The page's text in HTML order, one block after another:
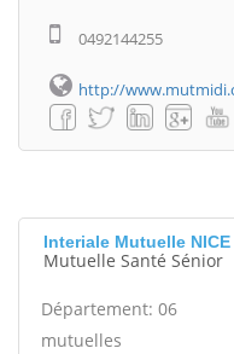
0492144255
http://
Interiale Mutuelle NICE
Mutuelle Santé Sénior
Département: 06
mutuelles